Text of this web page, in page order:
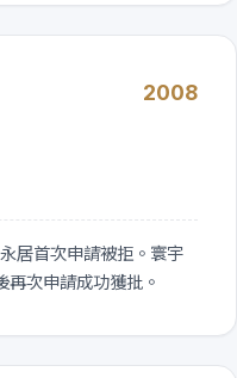
2008
居首次申請被拒。寰宇
再次申請成功獲批。